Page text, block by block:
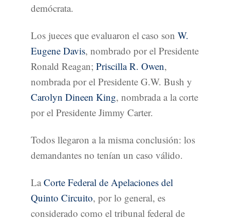
demócrata.
Los jueces que evaluaron el caso son W.
Eugene Davis, nombrado por el Presidente
Ronald Reagan; Priscilla R. Owen,
nombrada por el Presidente G.W. Bush y
Carolyn Dineen King, nombrada a la corte
por el Presidente Jimmy Carter.
Todos llegaron a la misma conclusión: los
demandantes no tenían un caso válido.
La Corte Federal de Apelaciones del
Quinto Circuito, por lo general, es
considerado como el tribunal federal de